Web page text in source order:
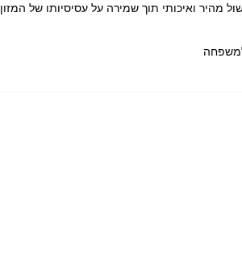
מהיר ואיכותי תוך שמירה על עסיסיותו של המזון